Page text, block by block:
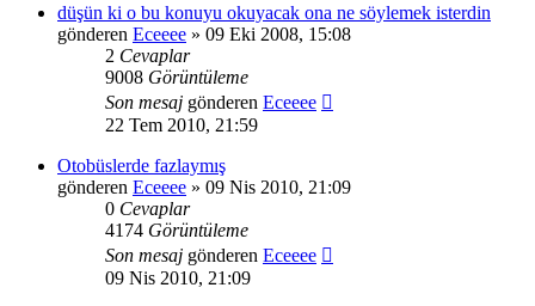
düşün ki o bu konuyu okuyacak ona ne söylemek isterdin
gönderen Eceeee » 09 Eki 2008, 15:08
2 Cevaplar
9008 Görüntüleme
Son mesaj gönderen Eceeee
22 Tem 2010, 21:59
Otobüslerde fazlaymış
gönderen Eceeee » 09 Nis 2010, 21:09
0 Cevaplar
4174 Görüntüleme
Son mesaj gönderen Eceeee
09 Nis 2010, 21:09